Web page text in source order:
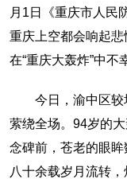
月1日《重庆市人民
重庆上空都会响起
在“重庆大轰炸”中不
今日，渝中区
萦绕全场。94岁的
念碑前，苍老的眼眸
八十余载岁月流转